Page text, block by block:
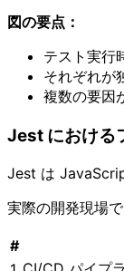
図の要点：
テスト実行
それぞれが
複数の要因
Jest における
Jest は
実際の開発現場
#